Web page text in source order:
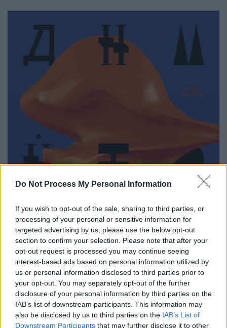
Do Not Process My Personal Information
If you wish to opt-out of the sale, sharing to third parties, or
processing of your personal or sensitive information for
targeted advertising by us, please use the below opt-out
section to confirm your selection. Please note that after your
opt-out request is processed you may continue seeing
interest-based ads based on personal information utilized by
us or personal information disclosed to third parties prior to
your opt-out. You may separately opt-out of the further
disclosure of your personal information by third parties on the
IAB’s list of downstream participants. This information may
also be disclosed by us to third parties on the IAB’s List of
Downstream Participants that may further disclose it to other
dimitria_afisa.jpg